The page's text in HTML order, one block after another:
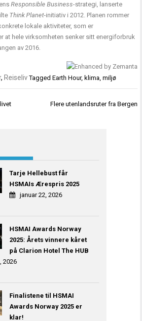
Responsible Business-strategi, lanserte
Think Planet-initiativ i 2012. Planen rommer
lokale aktiviteter, som er
at hele virksomheten senker sitt energiforbruk
av 2016.
, Reiseliv TaggedEarth Hour, klima,miljø
Flere utenlandsruter fra Bergen
Tarje Hellebust får
HSMAIs Ærespris 2025
januar 22, 2026
HSMAI Awards Norway
2025: Årets vinnere kåret
på Clarion Hotel The HUB
2026
Finalistene til HSMAI
Awards Norway 2025 er
klar!